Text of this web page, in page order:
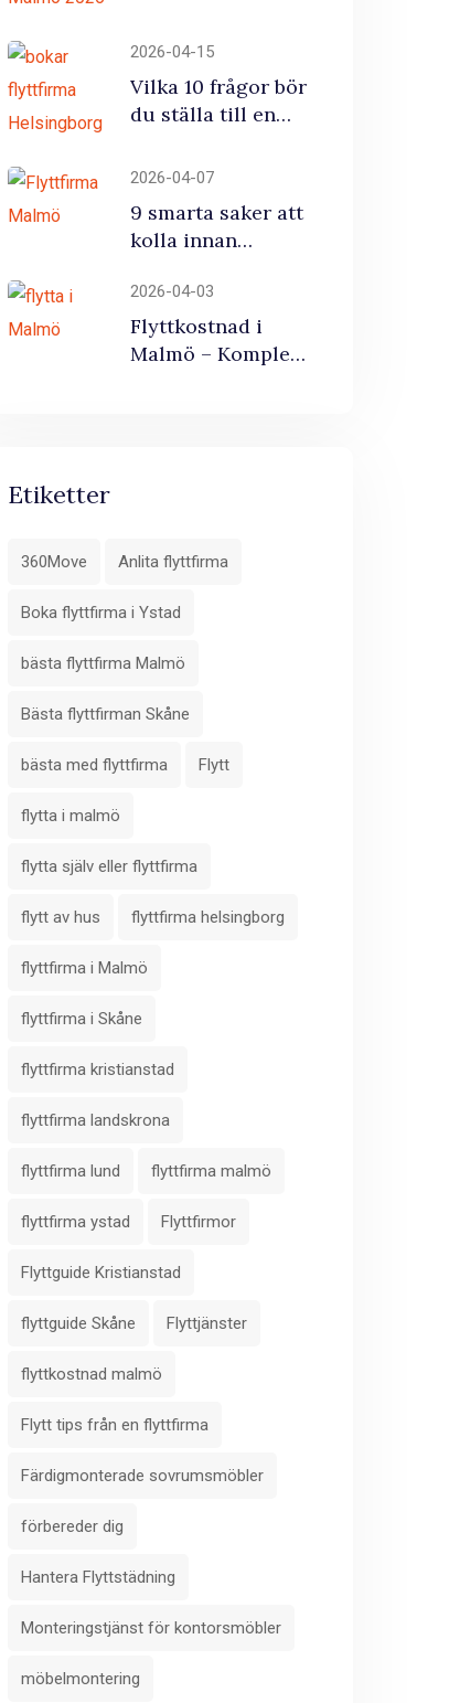
2026-04-15
Vilka 10 frågor bör
du ställa till en
helsingborg innan
2026-04-07
9 smarta saker att
kolla innan
flyttfirma Malmö
2026-04-03
Flyttkostnad i
Malmö – Komplett
Etiketter
360Move Anlita flyttfirma
Boka flyttfirma i Ystad
bästa flyttfirma Malmö
Bästa flyttfirman Skåne
bästa med flyttfirma Flytt
flytta i malmö
flytta själv eller flyttfirma
flytt av hus flyttfirma helsingborg
flyttfirma i Malmö
flyttfirma i Skåne
flyttfirma kristianstad
flyttfirma landskrona
flyttfirma lund flyttfirma malmö
flyttfirma ystad Flyttfirmor
Flyttguide Kristianstad
flyttguide Skåne Flyttjänster
flyttkostnad malmö
Flytt tips från en flyttfirma
Färdigmonterade sovrumsmöbler
förbereder dig
Hantera Flyttstädning
Monteringstjänst för kontorsmöbler
möbelmontering